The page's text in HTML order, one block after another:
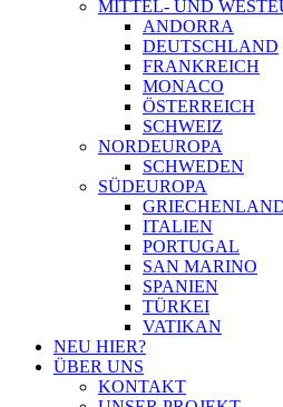
MITTEL- UND
ANDORRA
DEUTSCHLAND
FRANKREICH
MONACO
ÖSTERREICH
SCHWEIZ
NORDEUROPA
SCHWEDEN
SÜDEUROPA
ITALIEN
PORTUGAL
SAN MARINO
SPANIEN
TÜRKEI
VATIKAN
NEU HIER?
ÜBER UNS
KONTAKT